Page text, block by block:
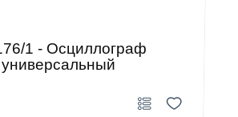
1 - Осциллограф
универсальный